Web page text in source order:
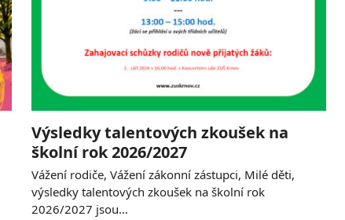
Výsledky talentových zkoušek na
školní rok 2026/2027
Vážení rodiče, Vážení zákonní zástupci, Milé děti,
výsledky talentových zkoušek na školní rok
2026/2027 jsou…